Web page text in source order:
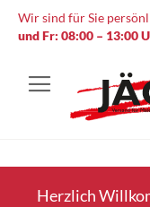
Wir sind für Sie
und Fr: 08:00 – 13:00
Herzlich